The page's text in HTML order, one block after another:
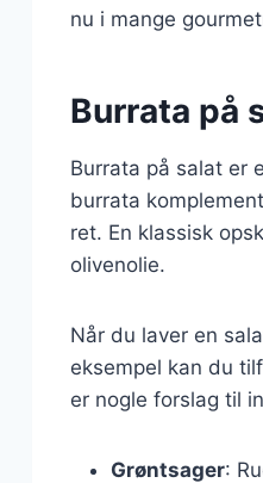
nu i mange
Burrata på
Burrata på salat er
burrata
ret. En klassisk
olivenolie.
Når du laver en
eksempel kan du
er nogle forslag til
Grøntsager: